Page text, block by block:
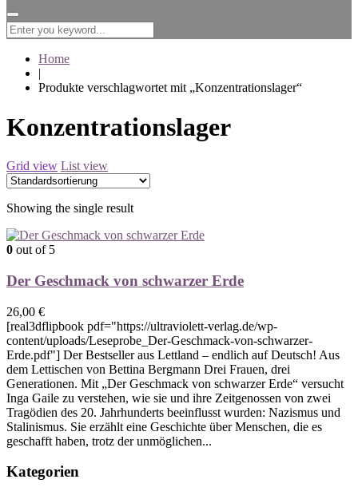
for:
Home
|
Produkte verschlagwortet mit „Konzentrationslager“
Konzentrationslager
Grid view List view
Showing the single result
0 out of 5
Der Geschmack von schwarzer Erde
26,00 €
[real3dflipbook pdf="https://ultraviolett-verlag.de/wp-
content/uploads/Leseprobe_Der-Geschmack-von-schwarzer-
Erde.pdf"] Der Bestseller aus Lettland – endlich auf Deutsch! Aus
dem Lettischen von Bettina Bergmann Drei Frauen, drei
Generationen. Mit „Der Geschmack von schwarzer Erde“ versucht
Inga Gaile zu verstehen, wie sie und ihre Zeitgenossen von zwei
Tragödien des 20. Jahrhunderts beeinflusst wurden: Nazismus und
Stalinismus. Sie erzählt eine Geschichte über Menschen, die es
geschafft haben, trotz der unmöglichen...
Kategorien